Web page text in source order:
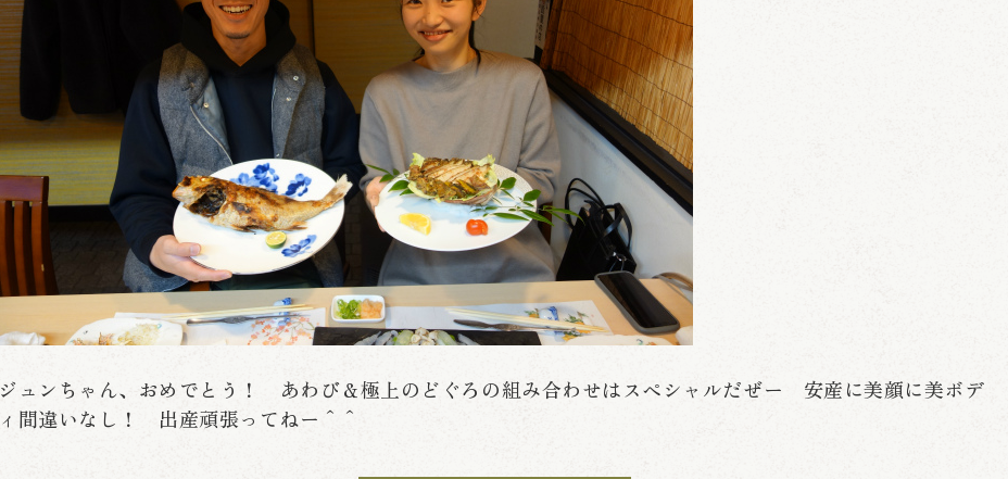
ジュンちゃん、おめでとう！ あわび＆極上のどぐろの組み合わせはスペシャルだぜー 安産に美顔に美ボデ
ィ間違いなし！ 出産頑張ってねー＾＾